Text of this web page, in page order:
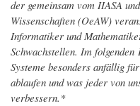
der gemeinsam vom IIASA
Wissenschaften (OeAW)
Informatiker und
Schwachstellen. Im
Systeme besonders anfällig
ablaufen und was jeder von
verbessern.*